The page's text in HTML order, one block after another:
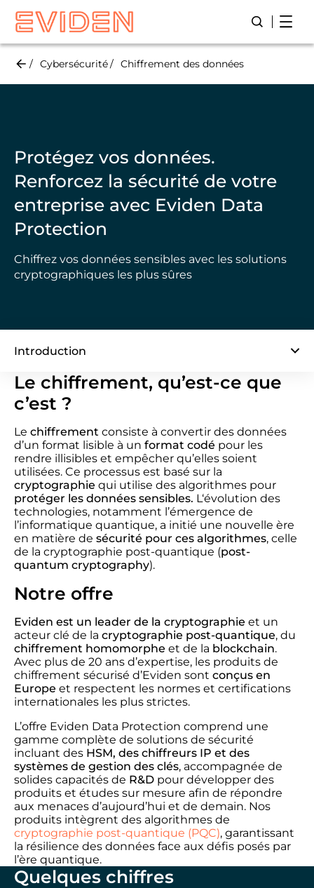
Skip
main
Lancer/
Cybersécurité Chiffrement des données
Protégez vos données.
Renforcez la sécurité de votre
entreprise avec Eviden Data
Protection
Chiffrez vos données sensibles avec les solutions
cryptographiques les plus sûres
Introduction
Le chiffrement, qu’est-ce que
c’est ?
Le chiffrement consiste à convertir des données
d’un format lisible à un format codé pour les
rendre illisibles et empêcher qu’elles soient
utilisées. Ce processus est basé sur la
cryptographie qui utilise des algorithmes pour
protéger les données sensibles. L‘évolution des
technologies, notamment l’émergence de
l’informatique quantique, a initié une nouvelle ère
en matière de sécurité pour ces algorithmes, celle
de la cryptographie post-quantique (post-
quantum cryptography).
Notre offre
Eviden est un leader de la cryptographie et un
acteur clé de la cryptographie post-quantique, du
chiffrement homomorphe et de la blockchain.
Avec plus de 20 ans d’expertise, les produits de
chiffrement sécurisé d’Eviden sont conçus en
Europe et respectent les normes et certifications
internationales les plus strictes.
L’offre Eviden Data Protection comprend une
gamme complète de solutions de sécurité
incluant des HSM, des chiffreurs IP et des
systèmes de gestion des clés, accompagnée de
solides capacités de R&D pour développer des
produits et études sur mesure afin de répondre
aux menaces d’aujourd’hui et de demain. Nos
produits intègrent des algorithmes de
cryptographie post-quantique (PQC), garantissant
la résilience des données face aux défis posés par
l’ère quantique.
Quelques chiffres